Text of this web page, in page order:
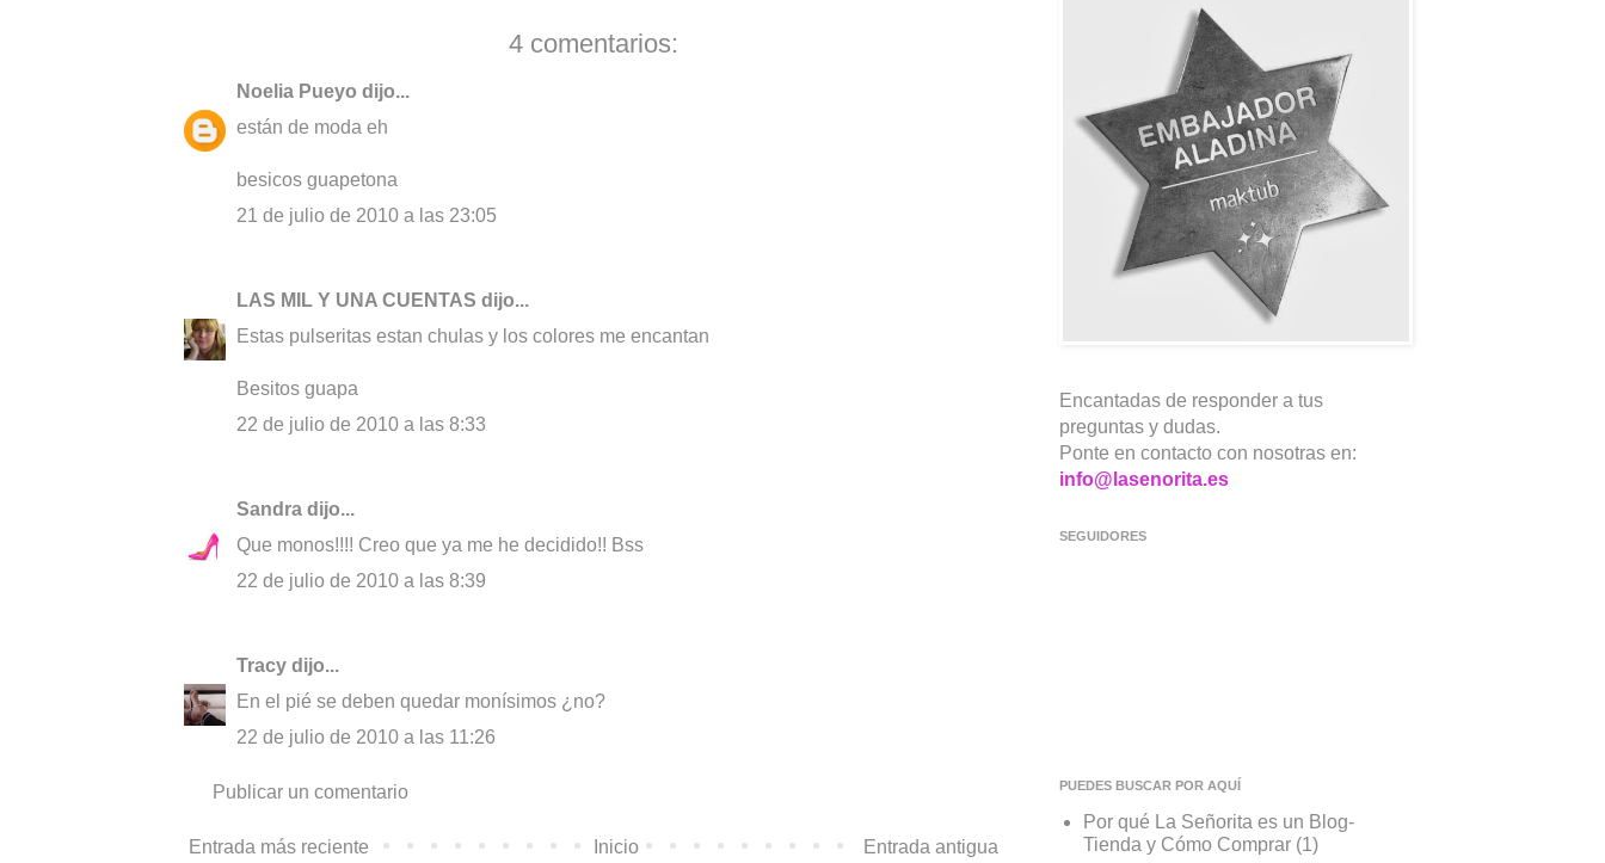
4 comentarios:
Noelia Pueyo dijo...
están de moda eh
besicos guapetona
21 de julio de 2010 a las 23:05
LAS MIL Y UNA CUENTAS dijo...
Estas pulseritas estan chulas y los colores me encantan
Besitos guapa
22 de julio de 2010 a las 8:33
Sandra dijo...
Que monos!!!! Creo que ya me he decidido!! Bss
22 de julio de 2010 a las 8:39
Tracy dijo...
En el pié se deben quedar monísimos ¿no?
22 de julio de 2010 a las 11:26
Publicar un comentario
Entrada más reciente Entrada antigua
Inicio
Encantadas de responder a tus
preguntas y dudas.
Ponte en contacto con nosotras en:
info@lasenorita.es
SEGUIDORES
PUEDES BUSCAR POR AQUÍ
Por qué La Señorita es un Blog-
Tienda y Cómo Comprar (1)